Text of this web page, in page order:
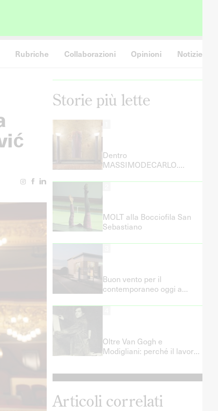
Rubriche Collaborazioni Opinioni Notizie
Storie più lette
Dentro
MASSIMODECARLO.
il lavoro dell’Artist Liaison
MOLT alla Bocciofila San
Sebastiano
Buon vento per il
contemporaneo oggi a
Oltre Van Gogh e
Modigliani: perché il lavoro
del lavoro servono davvero
Articoli correlati